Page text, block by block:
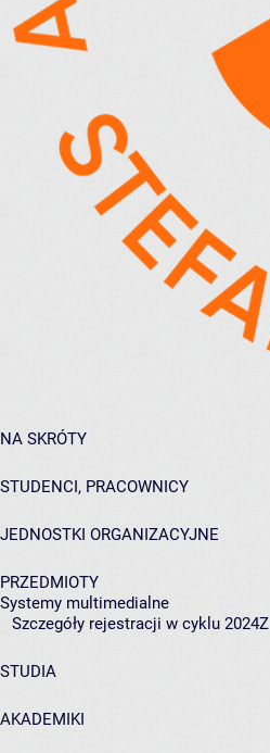
NA SKRÓTY
STUDENCI, PRACOWNICY
JEDNOSTKI ORGANIZACYJNE
PRZEDMIOTY
Systemy multimedialne
Szczegóły rejestracji w cyklu 2024Z
STUDIA
AKADEMIKI